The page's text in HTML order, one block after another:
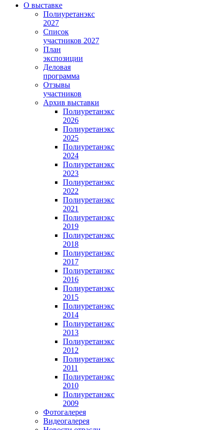
О выставке
Полиуретанэкс
2027
Список
участников 2027
План
экспозиции
Деловая
программа
Отзывы
участников
Архив выставки
Полиуретанэкс
2026
Полиуретанэкс
2025
Полиуретанэкс
2024
Полиуретанэкс
2023
Полиуретанэкс
2022
Полиуретанэкс
2021
Полиуретанэкс
2019
Полиуретанэкс
2018
Полиуретанэкс
2017
Полиуретанэкс
2016
Полиуретанэкс
2015
Полиуретанэкс
2014
Полиуретанэкс
2013
Полиуретанэкс
2012
Полиуретанэкс
2011
Полиуретанэкс
2010
Полиуретанэкс
2009
Фотогалерея
Видеогалерея